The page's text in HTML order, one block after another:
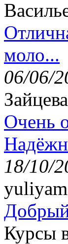
моло...
06/06/
Зайцева
Очень
18/10/
Добрый
Курсы